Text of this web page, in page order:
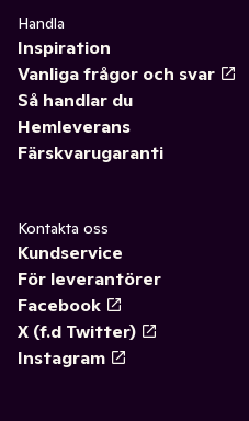
Handla
Inspiration
Vanliga frågor och svar
Så handlar du
Hemleverans
Färskvarugaranti
Kontakta oss
Kundservice
För leverantörer
Facebook
X (f.d Twitter)
Instagram